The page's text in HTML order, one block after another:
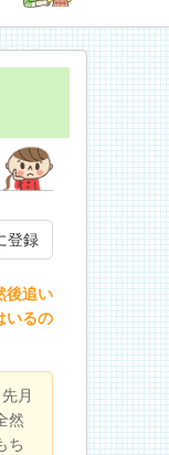
登録
後追い
いるの
月
然
ち